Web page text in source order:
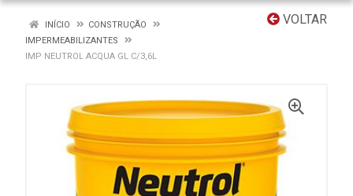
VOLTAR
INÍCIO
CONSTRUÇÃO
IMPERMEABILIZANTES
IMP NEUTROL ACQUA GL C/3,6L